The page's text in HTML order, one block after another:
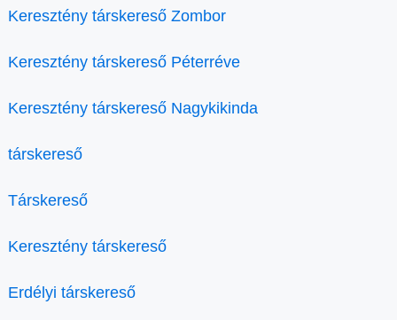
Keresztény társkereső Zombor
Keresztény társkereső Péterréve
Keresztény társkereső Nagykikinda
társkereső
Társkereső
Keresztény társkereső
Erdélyi társkereső